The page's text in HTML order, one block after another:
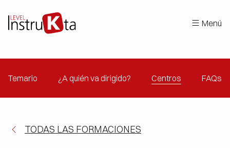
Menú
Temario ¿A quién va dirigido? Centros FAQs
TODAS LAS FORMACIONES